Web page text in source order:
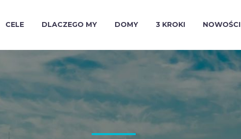
CELE DLACZEGO MY DOMY 3 KROKI NOWOŚCI